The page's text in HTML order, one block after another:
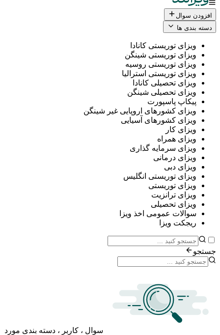
ها
توریستی کانادا
توریستی شینگن
توریستی روسیه
توریستی استرالیا
تحصیلی کانادا
تحصیلی شینگن
پاسپورت
کشورهای اروپایی غیر شینگن
کشورهای آسیایی
کار
همراه
سرمایه گذاری
درمانی
دبی
توریستی انگلیس
توریستی
ترانزیت
تحصیلی
عمومی اخذ ویزا
ویزا
سوال ، کاربر ، دسته بندی مورد